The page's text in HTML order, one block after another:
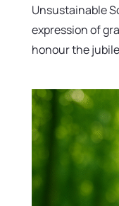
Unsustainable
expression of
honour the